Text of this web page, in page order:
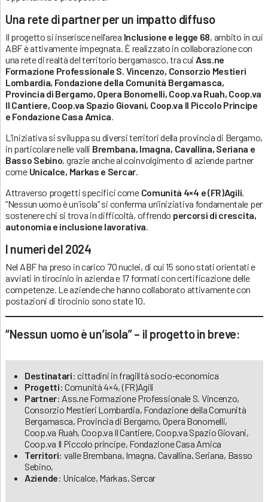
Una rete di partner per un impatto diffuso
Il progetto si inserisce nell’area Inclusione e legge 68, ambito in cui
ABF è attivamente impegnata. È realizzato in collaborazione con
una rete di realtà del territorio bergamasco, tra cui Ass.ne
Formazione Professionale S. Vincenzo, Consorzio Mestieri
Lombardia, Fondazione della Comunità Bergamasca,
Provincia di Bergamo, Opera Bonomelli, Coop.va Ruah, Coop.va
Il Cantiere, Coop.va Spazio Giovani, Coop.va Il Piccolo Principe
e Fondazione Casa Amica
L’iniziativa si sviluppa su diversi territori della provincia di Bergamo,
in particolare nelle valli Brembana, Imagna, Cavallina, Seriana e
Basso Sebino, grazie anche al coinvolgimento di aziende partner
come Unicalce, Markas e Sercar
Attraverso progetti specifici come Comunità 4×4 e (FR)Agili,
“Nessun uomo è un’isola” si conferma un’iniziativa fondamentale per
sostenere chi si trova in difficoltà, offrendo percorsi di crescita,
autonomia e inclusione lavorativa
I numeri del 2024
Nel ABF ha preso in carico 70 nuclei, di cui 15 sono stati orientati e
avviati in tirocinio in azienda e 17 formati con certificazione delle
competenze. Le aziende che hanno collaborato attivamente con
postazioni di tirocinio sono state 10.
“Nessun uomo è un’isola” – il progetto in breve:
Destinatari: cittadini in fragilità socio-economica
Progetti: Comunità 4×4, (FR)Agili
Partner: Ass.ne Formazione Professionale S. Vincenzo,
Consorzio Mestieri Lombardia, Fondazione della Comunità
Bergamasca, Provincia di Bergamo, Opera Bonomelli,
Coop.va Ruah, Coop.va Il Cantiere, Coop.va Spazio Giovani,
Coop.va Il Piccolo principe, Fondazione Casa Amica
Territori: valle Brembana, Imagna, Cavallina, Seriana, Basso
Sebino,
Aziende: Unicalce, Markas, Sercar